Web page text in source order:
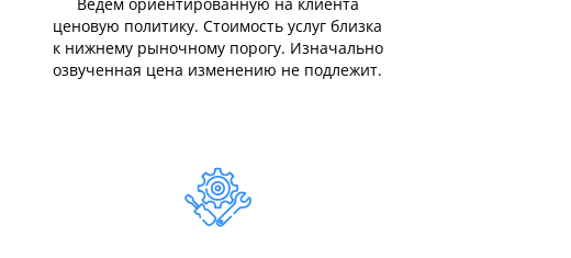
ценовую политику. Стоимость услуг близка
к нижнему рыночному порогу. Изначально
озвученная цена изменению не подлежит.